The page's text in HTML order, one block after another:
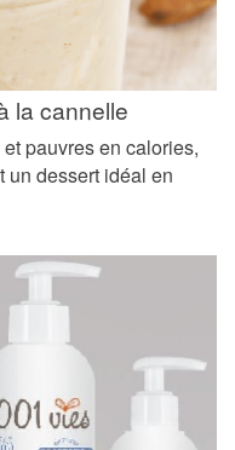
la cannelle
pauvres en calories,
un dessert idéal en